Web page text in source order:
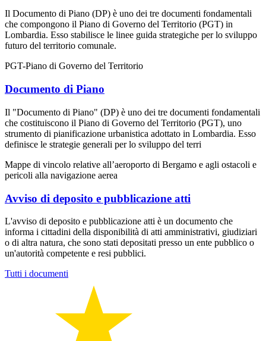
Il Documento di Piano (DP) è uno dei tre documenti fondamentali
che compongono il Piano di Governo del Territorio (PGT) in
Lombardia. Esso stabilisce le linee guida strategiche per lo sviluppo
futuro del territorio comunale.
PGT-Piano di Governo del Territorio
Documento di Piano
Il "Documento di Piano" (DP) è uno dei tre documenti fondamentali
che costituiscono il Piano di Governo del Territorio (PGT), uno
strumento di pianificazione urbanistica adottato in Lombardia. Esso
definisce le strategie generali per lo sviluppo del terri
Mappe di vincolo relative all’aeroporto di Bergamo e agli ostacoli e
pericoli alla navigazione aerea
Avviso di deposito e pubblicazione atti
L'avviso di deposito e pubblicazione atti è un documento che
informa i cittadini della disponibilità di atti amministrativi, giudiziari
o di altra natura, che sono stati depositati presso un ente pubblico o
un'autorità competente e resi pubblici.
Tutti i documenti